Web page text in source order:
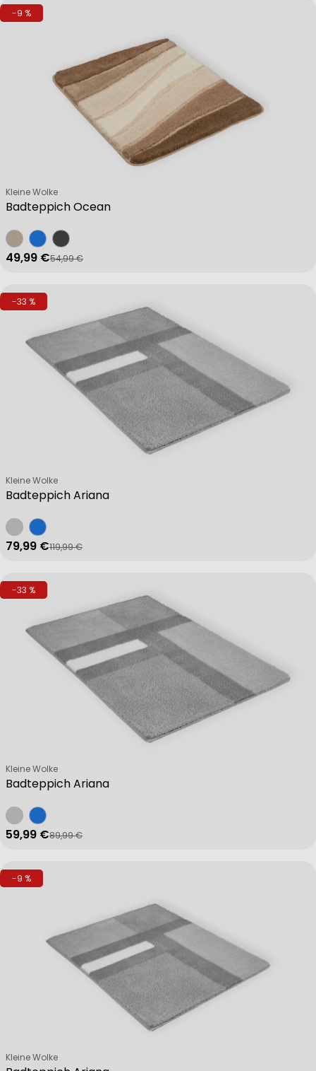
-9 %
Badteppich Ocean
Verkäufer:
Kleine Wolke
Verkaufspreis
49,99 €
Regulärer Preis
54,99 €
-33 %
Badteppich Ariana
Verkäufer:
Kleine Wolke
Verkaufspreis
79,99 €
Regulärer Preis
119,99 €
-33 %
Badteppich Ariana
Verkäufer:
Kleine Wolke
Verkaufspreis
59,99 €
Regulärer Preis
89,99 €
-9 %
Verkäufer:
Kleine Wolke